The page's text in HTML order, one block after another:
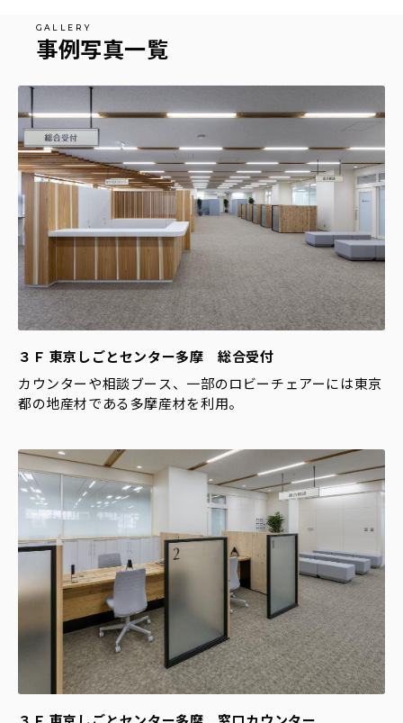
事例写真一覧
３Ｆ 東京しごとセンター多摩 総合受付
カウンターや相談ブース、一部のロビーチェアーには東京
都の地産材である多摩産材を利用。